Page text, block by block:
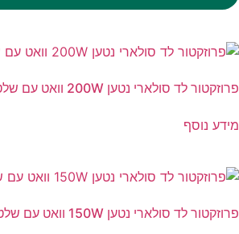
פרוזקטור לד סולארי נטען 200W וואט עם שלט (צבע: לבן חם/קר)
מידע נוסף
פרוזקטור לד סולארי נטען 150W וואט עם שלט (צבע: לבן חם/קר)